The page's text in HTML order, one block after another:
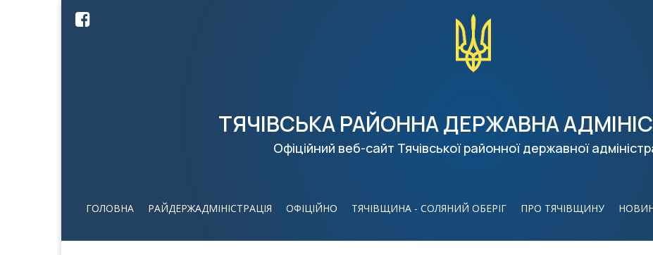
ТЯЧІВСЬКА РАЙОННА ДЕРЖАВНА
Офіційний веб-сайт Тячівської районної державної
ГОЛОВНА РАЙДЕРЖАДМІНІСТРАЦІЯ ОФІЦІЙНО ТЯЧІВЩИНА - СОЛЯНИЙ ОБЕРІГ ПРО ТЯЧІВЩИНУ